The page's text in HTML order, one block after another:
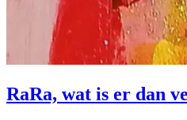
RaRa, wat is er dan